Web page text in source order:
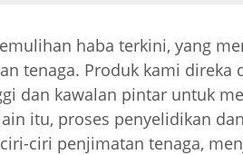
haba terkini, yang
tenaga. Produk kami direka
dan kawalan pintar untuk
itu, proses penyelidikan
ciri penjimatan tenaga,